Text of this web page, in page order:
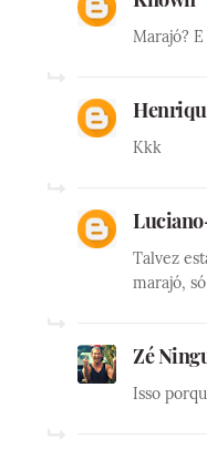
Marajó?
Kkk
Talvez
marajó,
Zé
Isso